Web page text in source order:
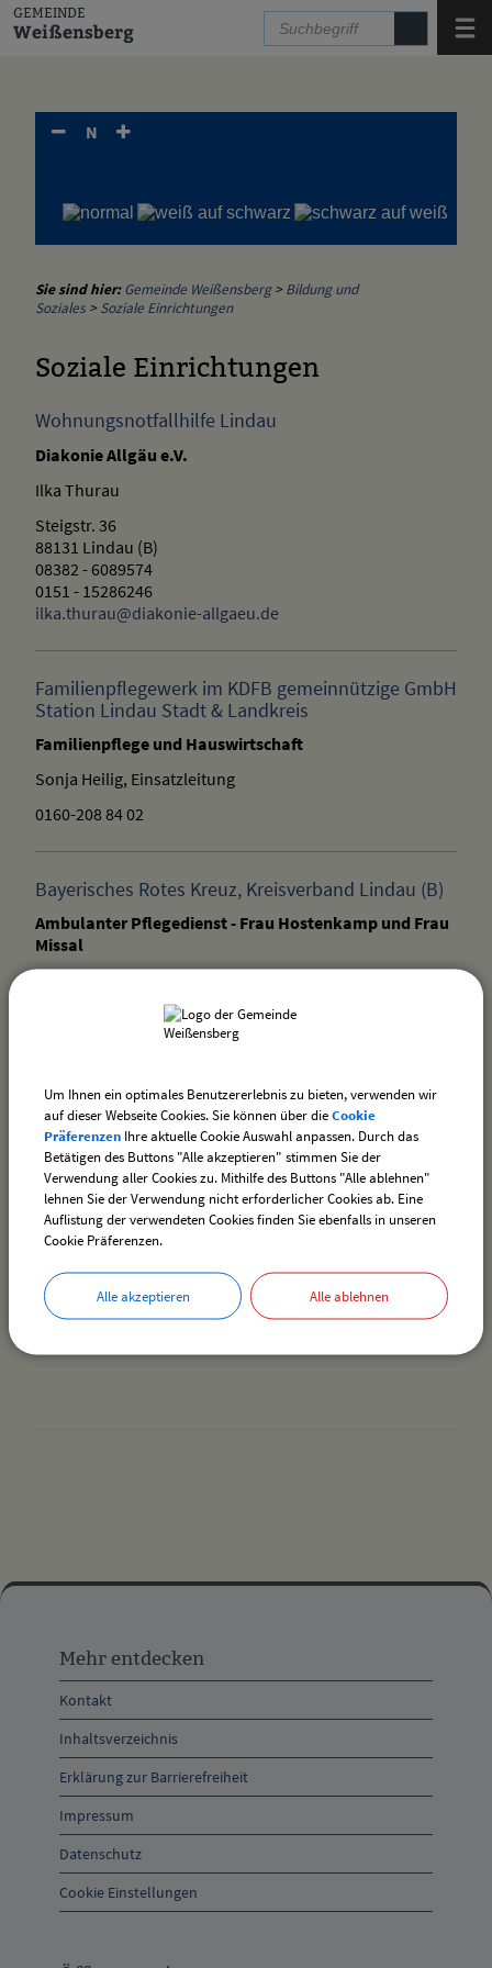
Zum Inhalt, zur Startseitespringen.
GEMEINDE
Weißensberg
N
Sie sind hier: Gemeinde Weißensberg>Bildung und
Soziales >Soziale Einrichtungen
Soziale Einrichtungen
Wohnungsnotfallhilfe Lindau
Diakonie Allgäu e.V.
Ilka Thurau
Steigstr. 36
88131 Lindau (B)
08382 - 6089574
0151 - 15286246
ilka.thurau@diakonie-allgaeu.de
Familienpflegewerk im KDFB gemeinnützige GmbH
Station Lindau Stadt & Landkreis
Familienpflege und Hauswirtschaft
Sonja Heilig, Einsatzleitung
0160-208 84 02
Bayerisches Rotes Kreuz, Kreisverband Lindau (B)
Ambulanter Pflegedienst - Frau Hostenkamp und Frau
Missal
Sozialstation Lindau
Leiblachstraße 8
88131 Lindau (Bodensee)
08382 9674-0
08382 9674-24 (Pflegenotruf)
info@sozialstation-lindau.de
http://www.sozialstation-lindau.de
entdecken,
Öffnungszeiten
und
Anschrift
und
Kontakt
Mehr entdecken
Kontakt
Inhaltsverzeichnis
Erklärung zur Barrierefreiheit
Impressum
Datenschutz
Cookie Einstellungen
Um Ihnen ein optimales Benutzererlebnis zu bieten, verwenden wir
auf dieser Webseite Cookies. Sie können über dieCookie
Präferenzen Ihre aktuelle Cookie Auswahl anpassen. Durch das
Betätigen des Buttons "Alle akzeptieren" stimmen Sie der
Verwendung aller Cookies zu. Mithilfe des Buttons "Alle ablehnen"
lehnen Sie der Verwendung nicht erforderlicher Cookies ab. Eine
Auflistung der verwendeten Cookies finden Sie ebenfalls in unseren
Cookie Präferenzen.
Alle akzeptieren Alle ablehnen